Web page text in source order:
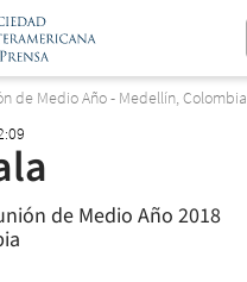
de Medio Año - Medellín, Colombia
de Medio Año 2018